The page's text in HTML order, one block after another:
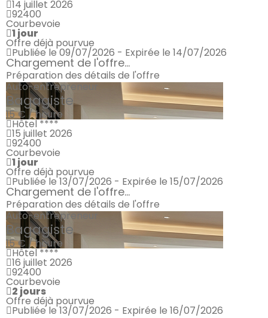
14 juillet 2026
92400
Courbevoie
1 jour
Offre déjà pourvue
Publiée le 09/07/2026 - Expirée le 14/07/2026
Chargement de l'offre...
Préparation des détails de l'offre
Auto-entrepreneur
Bagagiste
15 € / heure
Hôtel ****
15 juillet 2026
92400
Courbevoie
1 jour
Offre déjà pourvue
Publiée le 13/07/2026 - Expirée le 15/07/2026
Chargement de l'offre...
Préparation des détails de l'offre
Auto-entrepreneur
Bagagiste
15 € / heure
Hôtel ****
16 juillet 2026
92400
Courbevoie
2 jours
Offre déjà pourvue
Publiée le 13/07/2026 - Expirée le 16/07/2026